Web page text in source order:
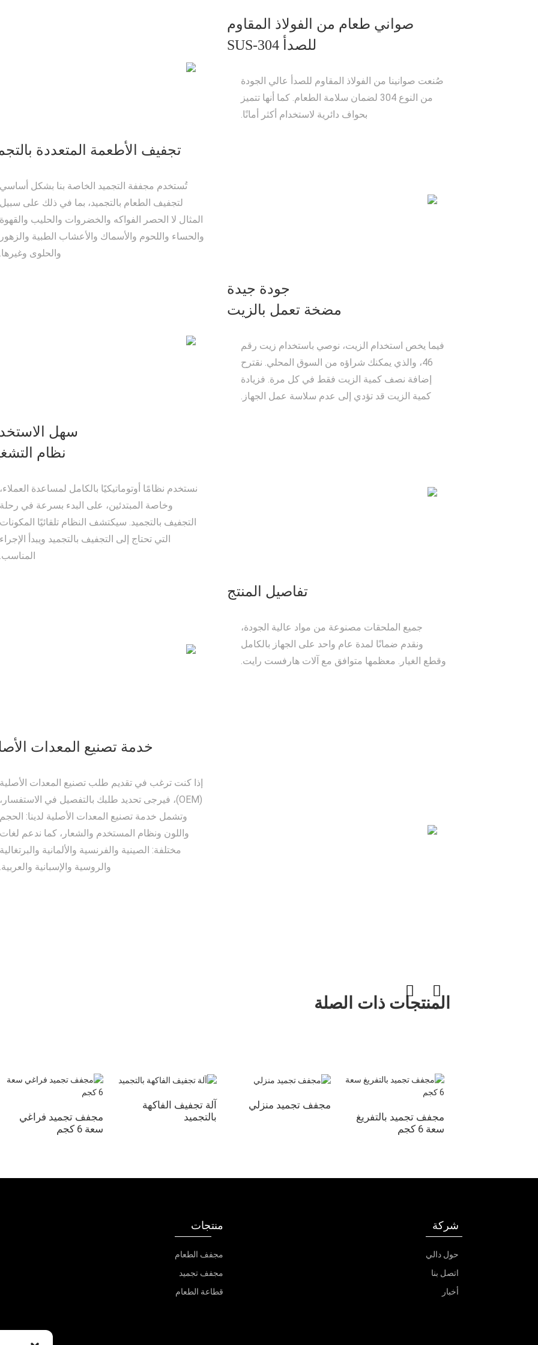
صواني طعام من الفولاذ المقاوم
للصدأ SUS-304
صُنعت صوانينا من الفولاذ المقاوم للصدأ عالي الجودة
من النوع 304 لضمان سلامة الطعام. كما أنها تتميز
بحواف دائرية لاستخدام أكثر أمانًا.
تجفيف الأطعمة المتعددة
تُستخدم مجففة التجميد الخاصة بنا بشكل أساسي
لتجفيف الطعام بالتجميد، بما في ذلك على سبيل
المثال لا الحصر الفواكه والخضروات والحليب والقهوة
والحساء واللحوم والأسماك والأعشاب الطبية والزهور
والحلوى وغيرها.
جودة جيدة
مضخة تعمل بالزيت
فيما يخص استخدام الزيت، نوصي باستخدام زيت رقم
46، والذي يمكنك شراؤه من السوق المحلي. نقترح
إضافة نصف كمية الزيت فقط في كل مرة. فزيادة
كمية الزيت قد تؤدي إلى عدم سلاسة عمل الجهاز.
سهل
نظام
نستخدم نظامًا أوتوماتيكيًا بالكامل لمساعدة العملاء،
وخاصة المبتدئين، على البدء بسرعة في رحلة
التجفيف بالتجميد. سيكتشف النظام تلقائيًا المكونات
التي تحتاج إلى التجفيف بالتجميد ويبدأ الإجراء
المناسب.
تفاصيل المنتج
جميع الملحقات مصنوعة من مواد عالية الجودة،
ونقدم ضمانًا لمدة عام واحد على الجهاز بالكامل
وقطع الغيار. معظمها متوافق مع آلات هارفست رايت.
خدمة تصنيع المعدات
إذا كنت ترغب في تقديم طلب تصنيع المعدات الأصلية
(OEM)، فيرجى تحديد طلبك بالتفصيل في الاستفسار،
وتشمل خدمة تصنيع المعدات الأصلية لدينا: الحجم
واللون ونظام المستخدم والشعار، كما ندعم لغات
مختلفة: الصينية والفرنسية والألمانية والبرتغالية
والروسية والإسبانية والعربية.
المنتجات ذات الصلة
مجفف تجميد بالتفريغ
سعة 6 كجم
مجفف تجميد منزلي
آلة تجفيف الفاكهة
بالتجميد
مجفف تجميد فراغي
سعة 6 كجم
شركة
حول دالي
اتصل بنا
أخبار
منتجات
مجفف الطعام
مجفف تجميد
قطاعة الطعام